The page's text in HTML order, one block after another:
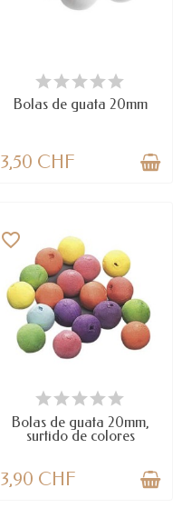
DISPONIBLE
Bolas de guata 20mm
3,50 CHF
LAST ITEMS IN STOCK
favorite_border
Bolas de guata 20mm,
surtido de colores
3,90 CHF